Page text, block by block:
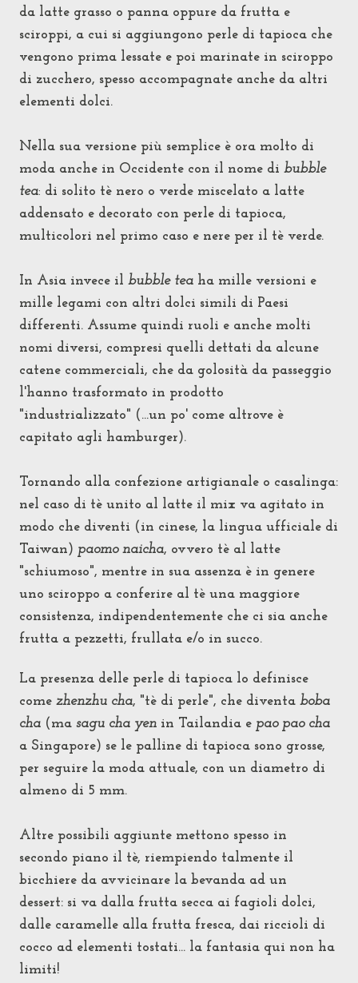
da latte grasso o panna oppure da frutta e
sciroppi, a cui si aggiungono perle di tapioca che
vengono prima lessate e poi marinate in sciroppo
di zucchero, spesso accompagnate anche da altri
elementi dolci.
Nella sua versione più semplice è ora molto di
moda anche in Occidente con il nome di bubble
tea: di solito tè nero o verde miscelato a latte
addensato e decorato con perle di tapioca,
multicolori nel primo caso e nere per il tè verde.
In Asia invece il bubble tea ha mille versioni e
mille legami con altri dolci simili di Paesi
differenti. Assume quindi ruoli e anche molti
nomi diversi, compresi quelli dettati da alcune
catene commerciali, che da golosità da passeggio
l'hanno trasformato in prodotto
"industrializzato" (...un po' come altrove è
capitato agli hamburger).
Tornando alla confezione artigianale o casalinga:
nel caso di tè unito al latte il mix va agitato in
modo che diventi (in cinese, la lingua ufficiale di
Taiwan) paomo naicha, ovvero tè al latte
"schiumoso", mentre in sua assenza è in genere
uno sciroppo a conferire al tè una maggiore
consistenza, indipendentemente che ci sia anche
frutta a pezzetti, frullata e/o in succo.
La presenza delle perle di tapioca lo definisce
come zhenzhu cha, "tè di perle", che diventa boba
cha (ma sagu cha yen in Tailandia e pao pao cha
a Singapore) se le palline di tapioca sono grosse,
per seguire la moda attuale, con un diametro di
almeno di 5 mm.
Altre possibili aggiunte mettono spesso in
secondo piano il tè, riempiendo talmente il
bicchiere da avvicinare la bevanda ad un
dessert: si va dalla frutta secca ai fagioli dolci,
dalle caramelle alla frutta fresca, dai riccioli di
cocco ad elementi tostati... la fantasia qui non ha
limiti!